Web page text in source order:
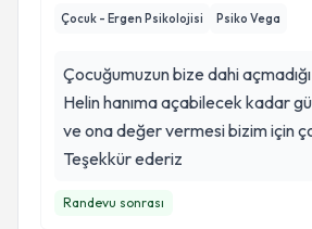
kesinlikle öneriyorum. Kendisine
Çocuk - Ergen Psikolojisi Psiko Vega
Çocuğumuzun bize dahi açmadığı
Helin hanıma açabilecek kadar
ve ona değer vermesi bizim için
Teşekkür ederiz
Randevu sonrası